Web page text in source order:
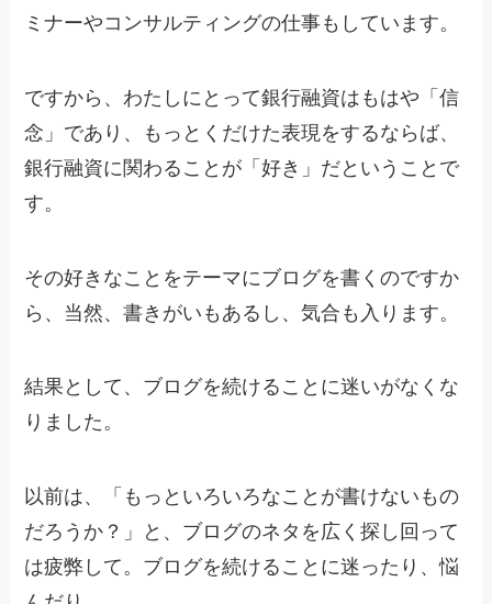
ミナーやコンサルティングの仕事もしています。
ですから、わたしにとって銀行融資はもはや「信
念」であり、もっとくだけた表現をするならば、
銀行融資に関わることが「好き」だということで
す。
その好きなことをテーマにブログを書くのですか
ら、当然、書きがいもあるし、気合も入ります。
結果として、ブログを続けることに迷いがなくな
りました。
以前は、「もっといろいろなことが書けないもの
だろうか？」と、ブログのネタを広く探し回って
は疲弊して。ブログを続けることに迷ったり、悩